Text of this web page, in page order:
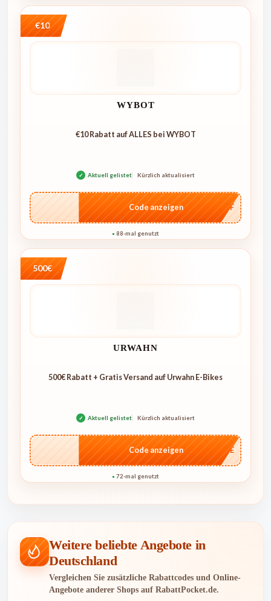
€10
WYBOT
€10 Rabatt auf ALLES bei WYBOT
✓ Aktuell gelistet Kürzlich aktualisiert
…AFF
Code anzeigen
● 88-mal genutzt
500€
URWAHN
500€ Rabatt + Gratis Versand auf Urwahn E-Bikes
✓ Aktuell gelistet Kürzlich aktualisiert
…CASE
Code anzeigen
● 72-mal genutzt
Weitere beliebte Angebote in
Deutschland
Vergleichen Sie zusätzliche Rabattcodes und Online-
Angebote anderer Shops auf RabattPocket.de.